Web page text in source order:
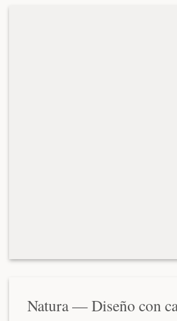
Natura — Diseño con